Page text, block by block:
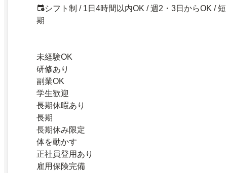
シフト制 / 1日4時間以内OK / 週2・3日からOK / 短
期
未経験OK
研修あり
副業OK
学生歓迎
長期休暇あり
長期
長期休み限定
体を動かす
正社員登用あり
雇用保険完備